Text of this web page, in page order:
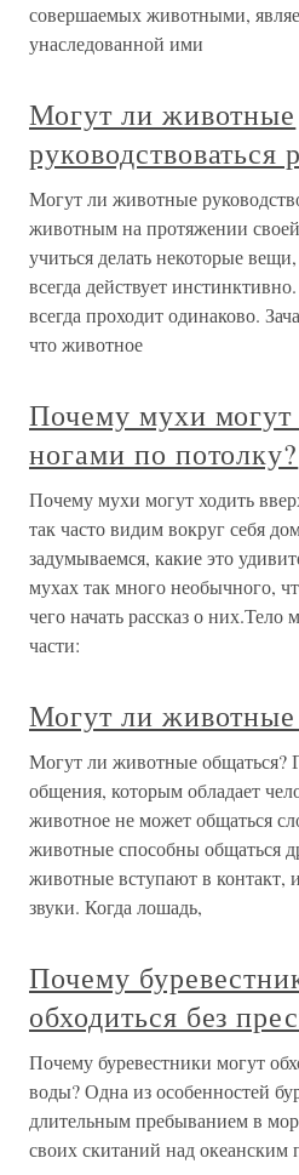
совершаемых животными,
унаследованной ими
Могут ли животные
руководствоваться
Могут ли животные
животным на протяжении
учиться делать некоторые
всегда действует
всегда проходит одинаково.
что животное
Почему мухи могут
ногами по потолку?
Почему мухи могут ходить
так часто видим вокруг себя
задумываемся, какие это
мухах так много необычного,
чего начать рассказ о них.Тело
части:
Могут ли животные
Могут ли животные общаться?
общения, которым обладает
животное не может общаться
животные способны общаться
животные вступают в контакт,
звуки. Когда лошадь,
Почему
обходиться без
Почему буревестники могут
воды? Одна из особенностей
длительным пребыванием в
своих скитаний над